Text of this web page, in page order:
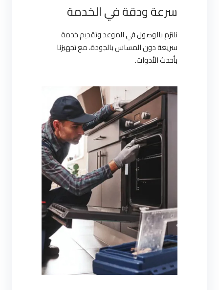
سرعة ودقة في الخدمة
نلتزم بالوصول في الموعد وتقديم خدمة
سريعة دون المساس بالجودة، مع تجهيزنا
بأحدث الأدوات.